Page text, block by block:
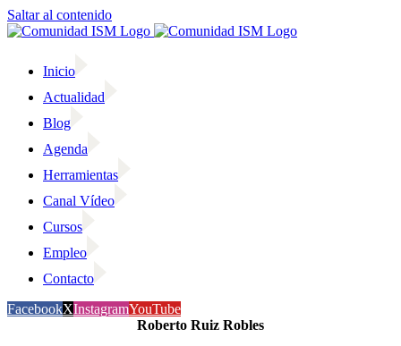
Saltar al contenido
Inicio
Actualidad
Blog
Agenda
Herramientas
Canal Vídeo
Cursos
Empleo
Contacto
FacebookXInstagramYouTube
Roberto Ruiz Robles